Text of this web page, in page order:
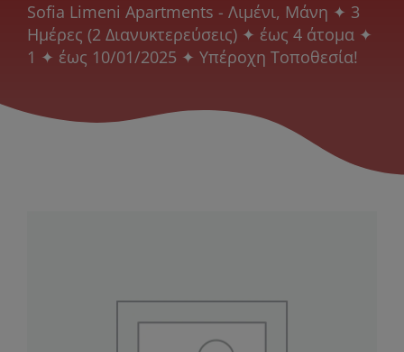
Ηλεκτρονικά
Sofia Limeni Apartments - Λιμένι, Μάνη ✦ 3
Ημέρες (2 Διανυκτερεύσεις) ✦ έως 4 άτομα ✦
1 ✦ έως 10/01/2025 ✦ Υπέροχη Τοποθεσία!